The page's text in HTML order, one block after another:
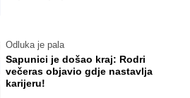
Odluka je pala
Sapunici je došao kraj: Rodri
večeras objavio gdje nastavlja
karijeru!